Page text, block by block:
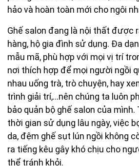
hảo và hoàn toàn mới cho ngôi
Ghế salon đang là nội thất được
hàng, hộ gia đình sử dụng. Đa
mẫu mã, phù hợp với mọi vị trí
nơi thích hợp để mọi người ngồi
nhau uống trà, trò chuyện, hay
trình giải trí,…nên chúng ta luôn
bảo quản bộ ghế salon của mình.
thời gian sử dụng lâu ngày, việc
da, đệm ghế sụt lún ngồi không
ra tiếng kêu gây khó chịu cho
thể tránh khỏi.